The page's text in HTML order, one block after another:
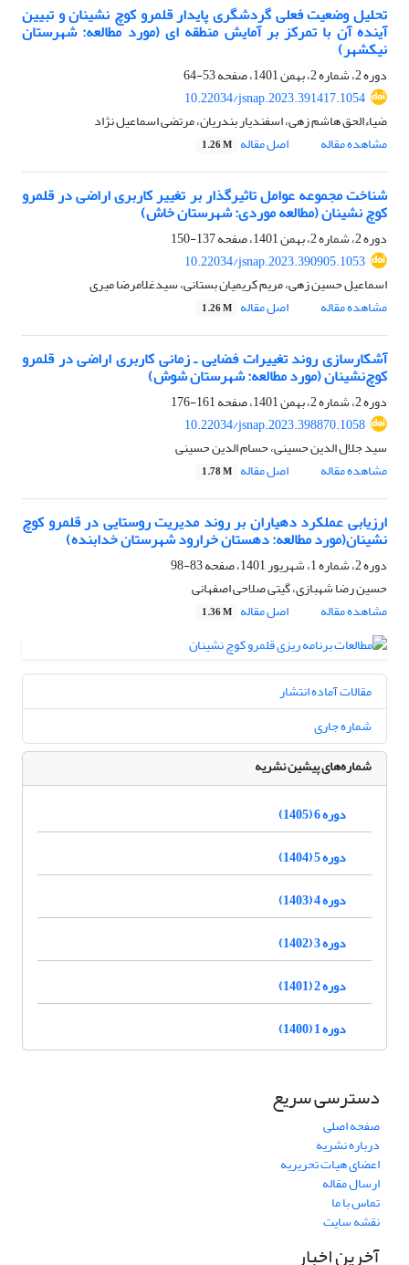
تحلیل وضعیت فعلی گردشگری پایدار قلمرو کوچ نشینان و تبیین
آینده آن با تمرکز بر آمایش منطقه ای (مورد مطالعه: شهرستان
نیکشهر)
دوره 2، شماره 2، بهمن 1401، صفحه
53-64
10.22034/jsnap.2023.391417.1054
ضیاءالحق هاشم زهی، اسفندیار بندریان، مرتضی اسماعیل نژاد
مشاهده مقاله
اصل مقاله 1.26 M
شناخت مجموعه عوامل تاثیرگذار بر تغییر کاربری اراضی در قلمرو
کوچ نشینان (مطالعه موردی: شهرستان خاش)
دوره 2، شماره 2، بهمن 1401، صفحه
137-150
10.22034/jsnap.2023.390905.1053
اسماعیل حسین زهی، مریم کریمیان بستانی، سیدغلامرضا میری
مشاهده مقاله
اصل مقاله 1.26 M
آشکارسازی روند تغییرات فضایی ـ زمانی کاربری اراضی در قلمرو
کوچ‌نشینان (مورد مطالعه: شهرستان شوش)
دوره 2، شماره 2، بهمن 1401، صفحه
161-176
10.22034/jsnap.2023.398870.1058
سید جلال الدین حسینی، حسام الدین حسینی
مشاهده مقاله
اصل مقاله 1.78 M
ارزیابی عملکرد دهیاران بر روند مدیریت روستایی در قلمرو کوچ
نشینان(مورد مطالعه: دهستان خرارود شهرستان خدابنده)
دوره 2، شماره 1، شهریور 1401، صفحه
83-98
حسین رضا شهبازی، گیتی صلاحی اصفهانی
مشاهده مقاله
اصل مقاله 1.36 M
مقالات آماده انتشار
شماره جاری
شماره‌های پیشین نشریه
دوره 6 (1405)
دوره 5 (1404)
دوره 4 (1403)
دوره 3 (1402)
دوره 2 (1401)
دوره 1 (1400)
دسترسی سریع
صفحه اصلی
درباره نشریه
اعضای هیات تحریریه
ارسال مقاله
تماس با ما
نقشه سایت
آخرین اخبار